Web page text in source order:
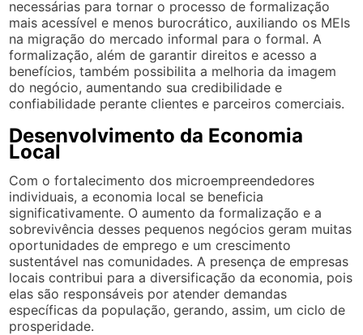
necessárias para tornar o processo de formalização
mais acessível e menos burocrático, auxiliando os MEIs
na migração do mercado informal para o formal. A
formalização, além de garantir direitos e acesso a
benefícios, também possibilita a melhoria da imagem
do negócio, aumentando sua credibilidade e
confiabilidade perante clientes e parceiros comerciais.
Desenvolvimento da Economia
Local
Com o fortalecimento dos microempreendedores
individuais, a economia local se beneficia
significativamente. O aumento da formalização e a
sobrevivência desses pequenos negócios geram muitas
oportunidades de emprego e um crescimento
sustentável nas comunidades. A presença de empresas
locais contribui para a diversificação da economia, pois
elas são responsáveis por atender demandas
específicas da população, gerando, assim, um ciclo de
prosperidade.